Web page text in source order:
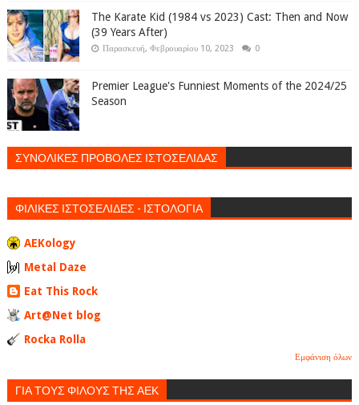
The Karate Kid (1984 vs 2023) Cast: Then and Now
(39 Years After)
Παρασκευή, Φεβρουαρίου 10, 2023 0
Premier League's Funniest Moments of the 2024/25
Season
ΣΥΝΟΛΙΚΕΣ ΠΡΟΒΟΛΕΣ ΙΣΤΟΣΕΛΙΔΑΣ
ΦΙΛΙΚΕΣ ΙΣΤΟΣΕΛΙΔΕΣ - ΙΣΤΟΛΟΓΙΑ
AEKology
Metal Daze
Eat This Rock
Art@Net blog
Rocka Rolla
Εμφάνιση όλων
ΓΙΑ ΤΟΥΣ ΦΙΛΟΥΣ ΤΗΣ ΑΕΚ